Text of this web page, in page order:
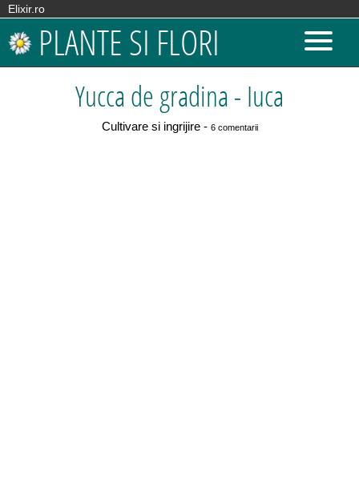
Elixir.ro
PLANTE SI FLORI
Yucca de gradina - Iuca
Cultivare si ingrijire - 6 comentarii